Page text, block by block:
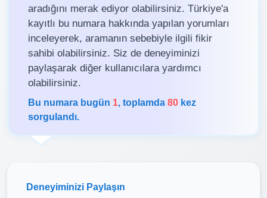
aradığını merak ediyor olabilirsiniz. Türkiye'a
kayıtlı bu numara hakkında yapılan yorumları
inceleyerek, aramanın sebebiyle ilgili fikir
sahibi olabilirsiniz. Siz de deneyiminizi
paylaşarak diğer kullanıcılara yardımcı
olabilirsiniz.
Bu numara bugün 1, toplamda 80 kez
sorgulandı.
Deneyiminizi Paylaşın